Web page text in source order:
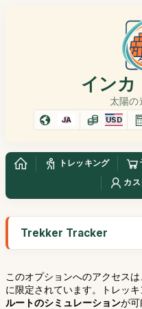
インカ
太陽の
JA USD
トレッキング
カ
Trekker Tracker
このオプションへのアクセス
に限定されています。トレッ
ルートのシミュレーションが可